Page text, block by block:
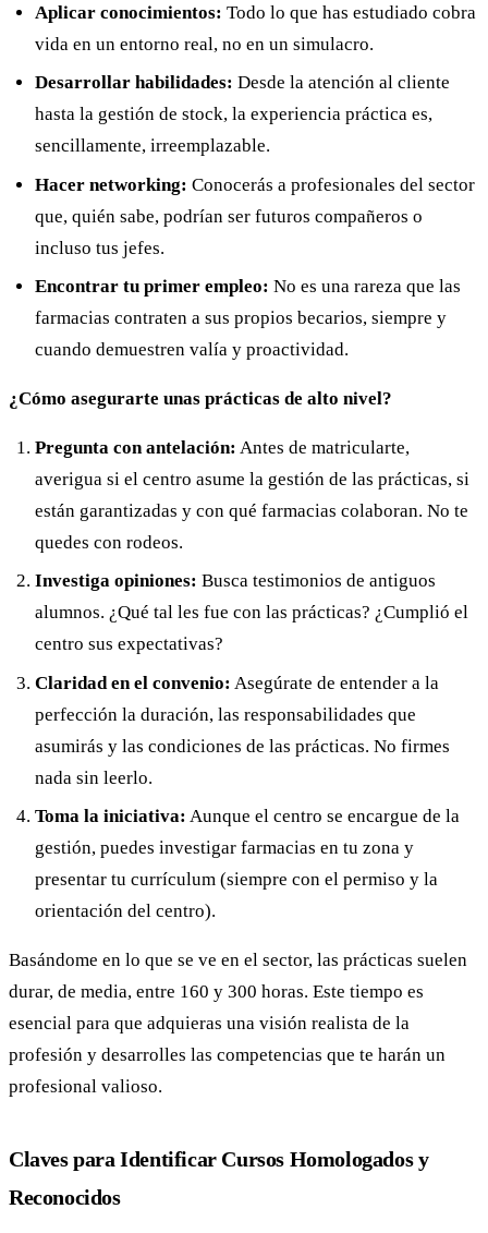
Aplicar conocimientos: Todo lo que has estudiado cobra
vida en un entorno real, no en un simulacro.
Desarrollar habilidades: Desde la atención al cliente
hasta la gestión de stock, la experiencia práctica es,
sencillamente, irreemplazable.
Hacer networking: Conocerás a profesionales del sector
que, quién sabe, podrían ser futuros compañeros o
incluso tus jefes.
Encontrar tu primer empleo: No es una rareza que las
farmacias contraten a sus propios becarios, siempre y
cuando demuestren valía y proactividad.
¿Cómo asegurarte unas prácticas de alto nivel?
Pregunta con antelación: Antes de matricularte,
averigua si el centro asume la gestión de las prácticas, si
están garantizadas y con qué farmacias colaboran. No te
quedes con rodeos.
Investiga opiniones: Busca testimonios de antiguos
alumnos. ¿Qué tal les fue con las prácticas? ¿Cumplió el
centro sus expectativas?
Claridad en el convenio: Asegúrate de entender a la
perfección la duración, las responsabilidades que
asumirás y las condiciones de las prácticas. No firmes
nada sin leerlo.
Toma la iniciativa: Aunque el centro se encargue de la
gestión, puedes investigar farmacias en tu zona y
presentar tu currículum (siempre con el permiso y la
orientación del centro).
Basándome en lo que se ve en el sector, las prácticas suelen
durar, de media, entre 160 y 300 horas. Este tiempo es
esencial para que adquieras una visión realista de la
profesión y desarrolles las competencias que te harán un
profesional valioso.
Claves para Identificar Cursos Homologados y
Reconocidos